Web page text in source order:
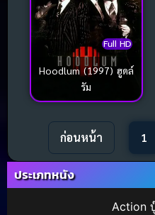
Full HD
Hoodlum (1997) ฮูดล์
รัม
ก่อนหน้า 1
ประเภทหนัง
Action